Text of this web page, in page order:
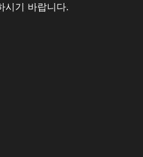
시기 바랍니다.